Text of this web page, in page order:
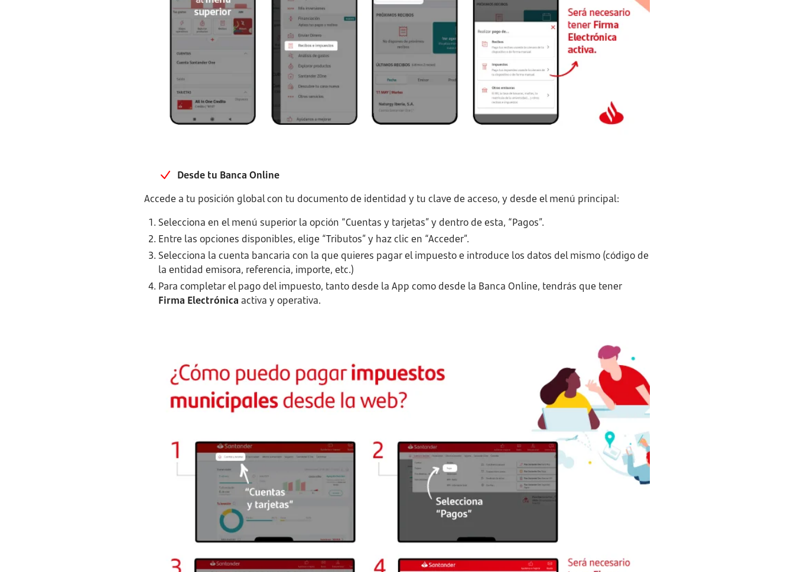
Desde tu Banca Online
Accede a tu posición global con tu documento de identidad y tu clave de acceso, y desde el menú principal:
Selecciona en el menú superior la opción “Cuentas y tarjetas” y dentro de esta, “Pagos”.
Entre las opciones disponibles, elige “Tributos” y haz clic en “Acceder”.
Selecciona la cuenta bancaria con la que quieres pagar el impuesto e introduce los datos del mismo (código de
la entidad emisora, referencia, importe, etc.)
Para completar el pago del impuesto, tanto desde la App como desde la Banca Online, tendrás que tener
Firma Electrónica activa y operativa.